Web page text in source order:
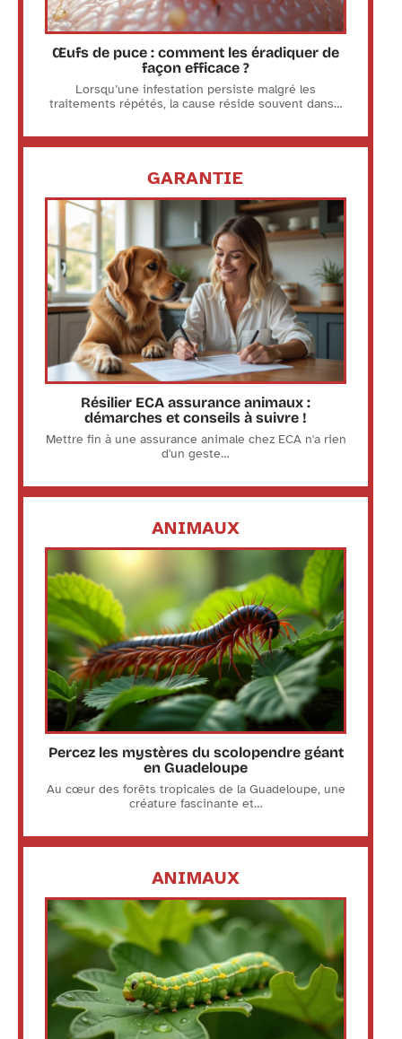
Œufs de puce : comment les éradiquer de
façon efficace ?
Lorsqu’une infestation persiste malgré les
traitements répétés, la cause réside souvent dans…
GARANTIE
Résilier ECA assurance animaux :
démarches et conseils à suivre !
Mettre fin à une assurance animale chez ECA n'a rien
d'un geste…
ANIMAUX
Percez les mystères du scolopendre géant
en Guadeloupe
Au cœur des forêts tropicales de la Guadeloupe, une
créature fascinante et…
ANIMAUX